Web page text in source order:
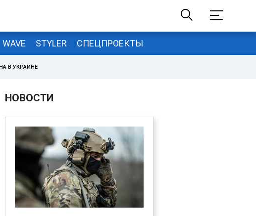
WAVE STYLER СПЕЦПРОЕКТЫ
В УКРАИНЕ
НОВОСТИ